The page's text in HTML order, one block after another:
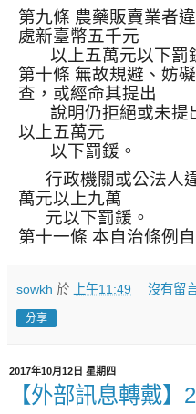
第九條 農藥販賣業者
處新臺幣五千元
以上五萬元以下罰
第十條 無故規避、妨
查，或經命其提出
說明仍拒絕或未提
以上五萬元
以下罰鍰。
行政機關或公法人
萬元以上九萬
元以下罰鍰。
第十一條 本自治條例
sowkh 於 上午11:49 沒有留
分享
2017年10月12日 星期四
【外部訊息轉戴